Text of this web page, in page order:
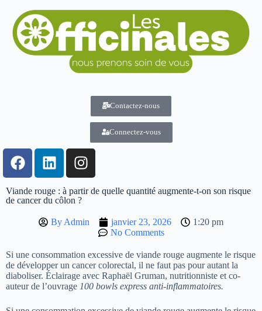
Contactez-nous
Connectez-vous
Viande rouge : à partir de quelle quantité augmente-t-on son risque
de cancer du côlon ?
By Admin janvier 23, 2026
1:20 pm
No Comments
Si une consommation excessive de viande rouge augmente le risque
de développer un cancer colorectal, il ne faut pas pour autant la
diaboliser. Éclairage avec Raphaël Gruman, nutritionniste et co-
auteur de l’ouvrage 100 bowls express anti-inflammatoires.